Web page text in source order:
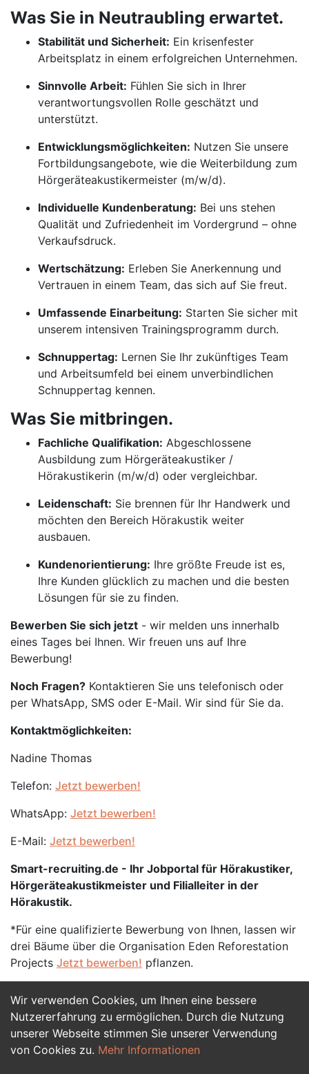
Wir verwenden Cookies, um Ihnen eine bessere
Nutzererfahrung zu ermöglichen. Durch die Nutzung
unserer Webseite stimmen Sie unserer Verwendung
von Cookies zu. Mehr Informationen
Was Sie in Neutraubling erwartet.
Stabilität und Sicherheit: Ein krisenfester
Arbeitsplatz in einem erfolgreichen Unternehmen.
Sinnvolle Arbeit: Fühlen Sie sich in Ihrer
verantwortungsvollen Rolle geschätzt und
unterstützt.
Entwicklungsmöglichkeiten: Nutzen Sie unsere
Fortbildungsangebote, wie die Weiterbildung zum
Hörgeräteakustikermeister (m/w/d).
Individuelle Kundenberatung: Bei uns stehen
Qualität und Zufriedenheit im Vordergrund – ohne
Verkaufsdruck.
Wertschätzung: Erleben Sie Anerkennung und
Vertrauen in einem Team, das sich auf Sie freut.
Umfassende Einarbeitung: Starten Sie sicher mit
unserem intensiven Trainingsprogramm durch.
Schnuppertag: Lernen Sie Ihr zukünftiges Team
und Arbeitsumfeld bei einem unverbindlichen
Schnuppertag kennen.
Was Sie mitbringen.
Fachliche Qualifikation: Abgeschlossene
Ausbildung zum Hörgeräteakustiker /
Hörakustikerin (m/w/d) oder vergleichbar.
Leidenschaft: Sie brennen für Ihr Handwerk und
möchten den Bereich Hörakustik weiter
ausbauen.
Kundenorientierung: Ihre größte Freude ist es,
Ihre Kunden glücklich zu machen und die besten
Lösungen für sie zu finden.
Bewerben Sie sich jetzt - wir melden uns innerhalb
eines Tages bei Ihnen. Wir freuen uns auf Ihre
Bewerbung!
Noch Fragen? Kontaktieren Sie uns telefonisch oder
per WhatsApp, SMS oder E-Mail. Wir sind für Sie da.
Kontaktmöglichkeiten:
Nadine Thomas
Telefon: Jetzt bewerben!
WhatsApp: Jetzt bewerben!
E-Mail: Jetzt bewerben!
Smart-recruiting.de - Ihr Jobportal für Hörakustiker,
Hörgeräteakustikmeister und Filialleiter in der
Hörakustik.
*Für eine qualifizierte Bewerbung von Ihnen, lassen wir
drei Bäume über die Organisation Eden Reforestation
Projects Jetzt bewerben! pflanzen.
Jetzt Bewerben